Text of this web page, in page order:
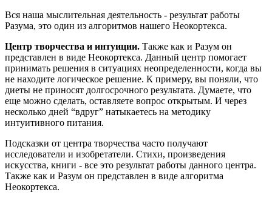
Вся наша мыслительная деятельность - результат работы
Разума, это один из алгоритмов нашего Неокортекса.
Центр творчества и интуиции. Также как и Разум он
представлен в виде Неокортекса. Данный центр помогает
принимать решения в ситуациях неопределенности, когда вы
не находите логическое решение. К примеру, вы поняли, что
диеты не приносят долгосрочного результата. Думаете, что
еще можно сделать, оставляете вопрос открытым. И через
несколько дней “вдруг” натыкаетесь на методику
интуитивного питания.
Подсказки от центра творчества часто получают
исследователи и изобретатели. Стихи, произведения
искусства, книги - все это результат работы данного центра.
Также как и Разум он представлен в виде алгоритма
Неокортекса.